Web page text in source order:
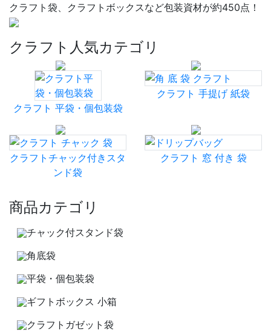
クラフト袋、クラフトボックスなど包装資材が約450点！
クラフト人気カテゴリ
クラフト 平袋・個包装袋
クラフト 手提げ 紙袋
クラフトチャック付きスタ
ンド袋
クラフト 窓 付き 袋
商品カテゴリ
チャック付スタンド袋
角底袋
平袋・個包装袋
ギフトボックス 小箱
クラフトガゼット袋